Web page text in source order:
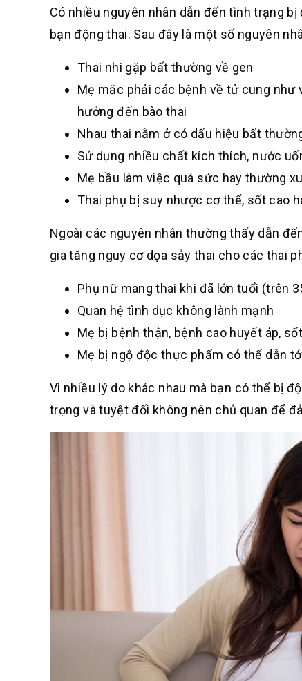
Có nhiều nguyên nhân dẫn đến tình trạng
bạn động thai. Sau đây là một số nguyên
Thai nhi gặp bất thường về gen
Mẹ mắc phải các bệnh về tử cung
hưởng đến bào thai
Nhau thai nằm ở có dấu hiệu bất
Sử dụng nhiều chất kích thích, nước
Mẹ bầu làm việc quá sức hay thường
Thai phụ bị suy nhược cơ thể, sốt cao
Ngoài các nguyên nhân thường thấy dẫn
gia tăng nguy cơ dọa sảy thai cho các thai
Phụ nữ mang thai khi đã lớn tuổi (trên
Quan hệ tình dục không lành mạnh
Mẹ bị bệnh thận, bệnh cao huyết áp,
Mẹ bị ngộ độc thực phẩm có thể dẫn
Vì nhiều lý do khác nhau mà bạn có thể bị
trọng và tuyệt đối không nên chủ quan để